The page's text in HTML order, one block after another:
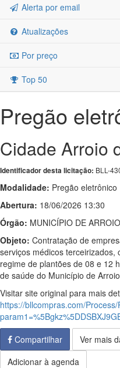
Alerta por email
Atualizações
Por preço
Top 50
Pregão
Cidade Arroio
Identificador desta licitação: BLL-
Modalidade: Pregão eletrônico
Abertura: 18/06/2026 13:30
Órgão: MUNICÍPIO DE
Objeto: Contratação de
serviços médicos terceirizados,
regime de plantões de 08 e 12
de saúde do Município de
Visitar site original para mais
https://bllcompras.com/Process/
Compartilhar
Ver mais
Adicionar à agenda